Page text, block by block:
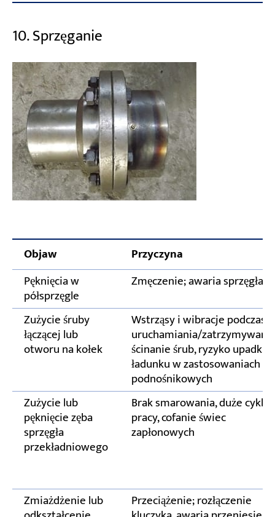
10. Sprzęganie
Objaw
Przyczyna
Pęknięcia w
półsprzęgle
Zmęczenie; awaria sprzęgła
Zużycie śruby
łączącej lub
otworu na kołek
Wstrząsy i wibracje podczas
uruchamiania/
ścinanie śrub, ryzyko upadku
ładunku w zastosowaniach
podnośnikowych
Zużycie lub
pęknięcie zęba
sprzęgła
przekładniowego
Brak smarowania, duże cykle
pracy, cofanie świec
zapłonowych
Zmiażdżenie lub Przeciążenie; rozłączenie